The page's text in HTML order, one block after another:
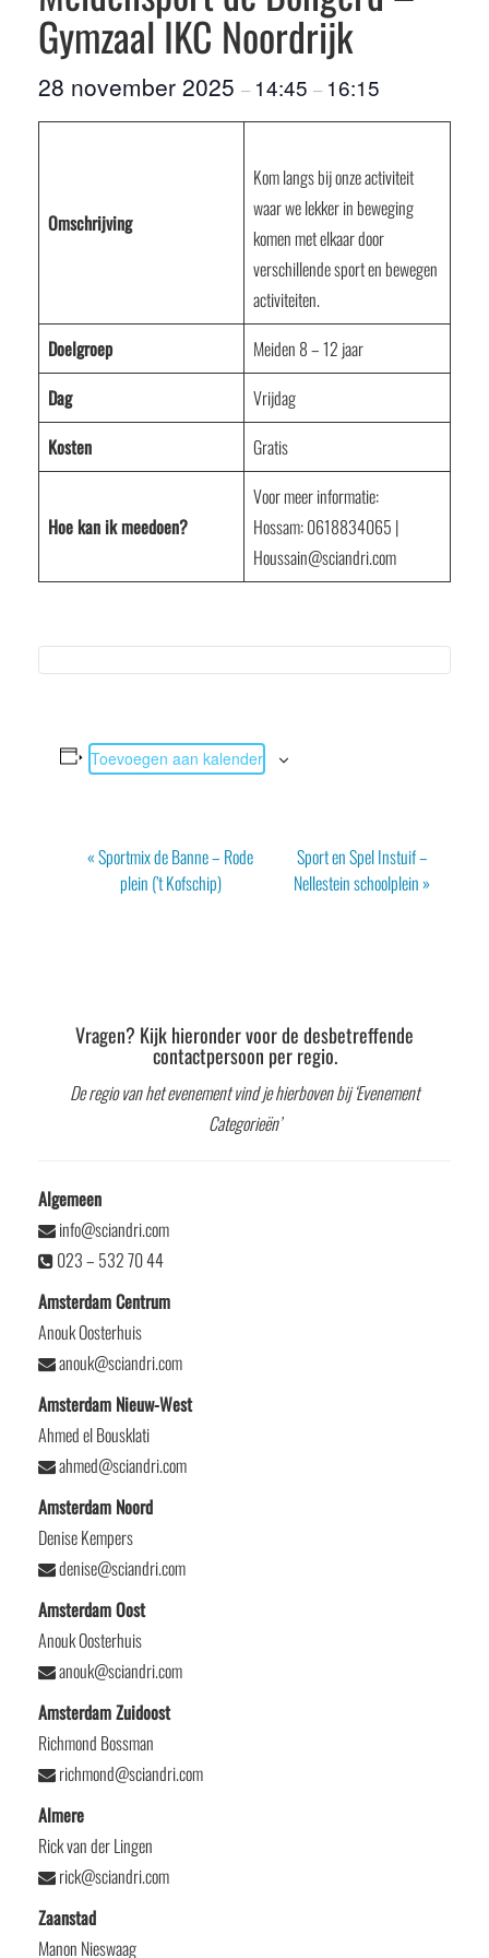
Gymzaal IKC Noordrijk
28 november 2025 – 14:45 – 16:15
Omschrijving
Kom langs bij onze activiteit
waar we lekker in beweging
komen met elkaar door
verschillende sport en bewegen
activiteiten.
Doelgroep
Meiden 8 – 12 jaar
Dag
Vrijdag
Kosten
Gratis
Hoe kan ik meedoen?
Voor meer informatie:
Hossam: 0618834065 |
Houssain@sciandri.com
Toevoegen aan kalender
Evenement
Navigatie
«Sportmix de Banne – Rode
plein (’t Kofschip)
Sport en Spel Instuif –
Nellestein schoolplein»
Vragen? Kijk hieronder voor de desbetreffende
contactpersoon per regio.
De regio van het evenement vind je hierboven bij ‘Evenement
Categorieën’
Algemeen
info@sciandri.com
023 – 532 70 44
Amsterdam Centrum
Anouk Oosterhuis
anouk@sciandri.com
Amsterdam Nieuw-West
Ahmed el Bousklati
ahmed@sciandri.com
Amsterdam Noord
Denise Kempers
denise@sciandri.com
Amsterdam Oost
Anouk Oosterhuis
anouk@sciandri.com
Amsterdam Zuidoost
Richmond Bossman
richmond@sciandri.com
Almere
Rick van der Lingen
rick@sciandri.com
Zaanstad
Manon Nieswaag